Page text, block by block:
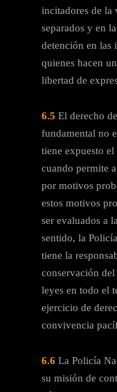
incitadores de la
separados y en
detención en las
quienes hacen
libertad de
6.5 El derecho
fundamental no
tiene expuesto
cuando permite
por motivos
estos motivos
ser evaluados a
sentido, la
tiene la
conservación
leyes en todo el
ejercicio de
convivencia
6.6 La Policía
su misión de